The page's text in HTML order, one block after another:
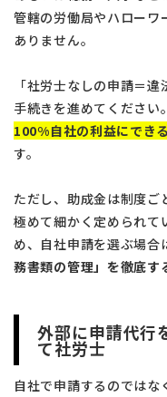
管轄の労働局やハローワ
ありません。
「社労士なしの申請＝
手続きを進めてください
100%自社の利益にでき
す。
ただし、助成金は制度
極めて細かく定められて
め、自社申請を選ぶ場合
務書類の管理」を徹底す
外部に申請代行
て社労士
自社で申請するのでは